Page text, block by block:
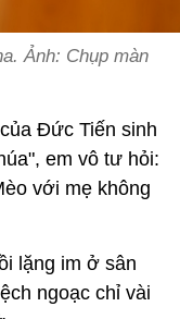
Ảnh: Chụp màn
Đức Tiến sinh
em vô tư hỏi:
với mẹ không
lặng im ở sân
ngoạc chỉ vài